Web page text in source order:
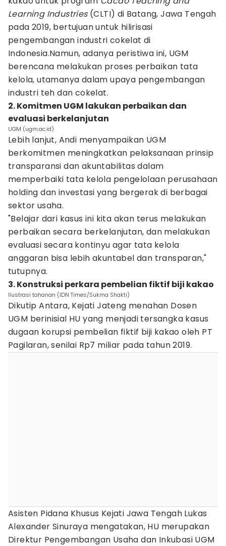
Learning Industries(CLTI) di Batang, Jawa Tengah
pada 2019, bertujuan untuk hilirisasi
pengembangan industri cokelat di
Indonesia.Namun, adanya peristiwa ini, UGM
berencana melakukan proses perbaikan tata
kelola, utamanya dalam upaya pengembangan
industri teh dan cokelat.
2. Komitmen UGM lakukan perbaikan dan
evaluasi berkelanjutan
UGM (ugm.ac.id)
Lebih lanjut, Andi menyampaikan UGM
berkomitmen meningkatkan pelaksanaan prinsip
transparansi dan akuntabilitas dalam
memperbaiki tata kelola pengelolaan perusahaan
holding dan investasi yang bergerak di berbagai
sektor usaha.
"Belajar dari kasus ini kita akan terus melakukan
perbaikan secara berkelanjutan, dan melakukan
evaluasi secara kontinyu agar tata kelola
anggaran bisa lebih akuntabel dan transparan,"
tutupnya.
3. Konstruksi perkara pembelian fiktif biji kakao
Ilustrasi tahanan (IDN Times/Sukma Shakti)
Dikutip Antara, Kejati Jateng menahan Dosen
UGM berinisial HU yang menjadi tersangka kasus
dugaan korupsi pembelian fiktif biji kakao oleh PT
Pagilaran, senilai Rp7 miliar pada tahun 2019.
Asisten Pidana Khusus Kejati Jawa Tengah Lukas
Alexander Sinuraya mengatakan, HU merupakan
Direktur Pengembangan Usaha dan Inkubasi UGM